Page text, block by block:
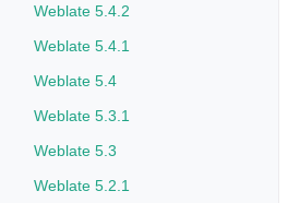
Weblate 5.4.2
Weblate 5.4.1
Weblate 5.4
Weblate 5.3.1
Weblate 5.3
Weblate 5.2.1